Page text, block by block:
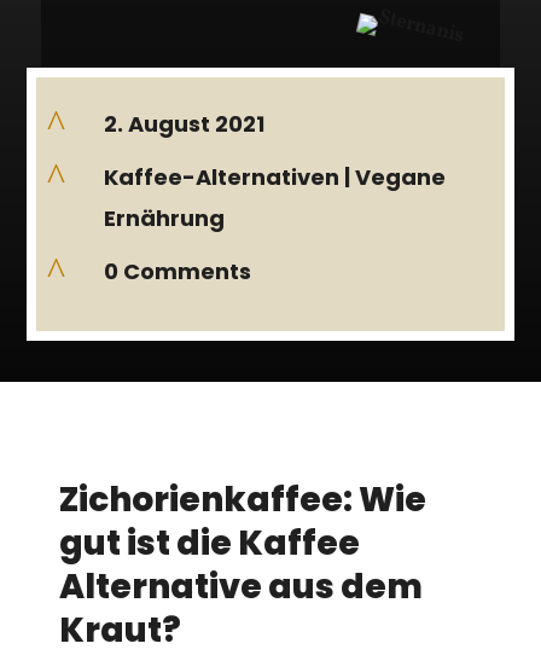
^ 2. August 2021
^ Kaffee-Alternativen |Vegane
Ernährung
^ 0 Comments
Zichorienkaffee: Wie
gut ist die Kaffee
Alternative aus dem
Kraut?